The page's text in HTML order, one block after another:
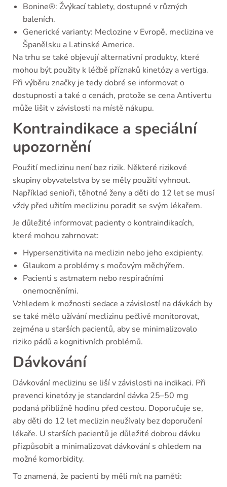
Bonine®: Žvýkací tablety, dostupné v různých
baleních.
Generické varianty: Meclozine v Evropě, meclizina ve
Španělsku a Latinské Americe.
Na trhu se také objevují alternativní produkty, které
mohou být použity k léčbě příznaků kinetózy a vertiga.
Při výběru značky je tedy dobré se informovat o
dostupnosti a také o cenách, protože se cena Antivertu
může lišit v závislosti na místě nákupu.
Kontraindikace a speciální
upozornění
Použití meclizinu není bez rizik. Některé rizikové
skupiny obyvatelstva by se měly použití vyhnout.
Například senioři, těhotné ženy a děti do 12 let se musí
vždy před užitím meclizinu poradit se svým lékařem.
Je důležité informovat pacienty o kontraindikacích,
které mohou zahrnovat:
Hypersenzitivita na meclizin nebo jeho excipienty.
Glaukom a problémy s močovým měchýřem.
Pacienti s astmatem nebo respiračními
onemocněními.
Vzhledem k možnosti sedace a závislostí na dávkách by
se také mělo užívání meclizinu pečlivě monitorovat,
zejména u starších pacientů, aby se minimalizovalo
riziko pádů a kognitivních problémů.
Dávkování
Dávkování meclizinu se liší v závislosti na indikaci. Při
prevenci kinetózy je standardní dávka 25–50 mg
podaná přibližně hodinu před cestou. Doporučuje se,
aby děti do 12 let meclizin neužívaly bez doporučení
lékaře. U starších pacientů je důležité dobrou dávku
přizpůsobit a minimalizovat dávkování s ohledem na
možné komorbidity.
To znamená, že pacienti by měli mít na paměti: